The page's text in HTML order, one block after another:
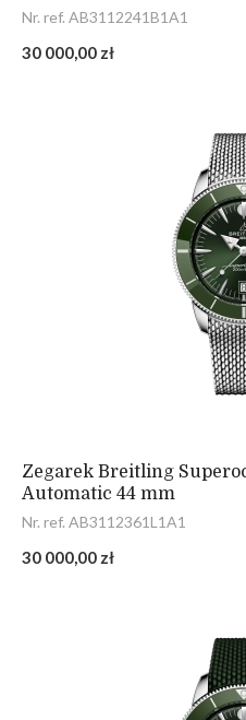
Nr. ref. AB3112241B1A1
30 000,00 zł
Zegarek Breitling
Automatic 44 mm
Nr. ref. AB3112361L1A1
30 000,00 zł